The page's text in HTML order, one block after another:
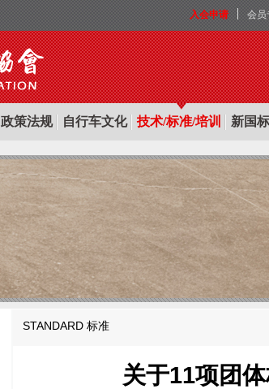
入会申请 会员
政策法规 自行车文化 技术/标准/培训 新国
STANDARD 标准
关于11项团